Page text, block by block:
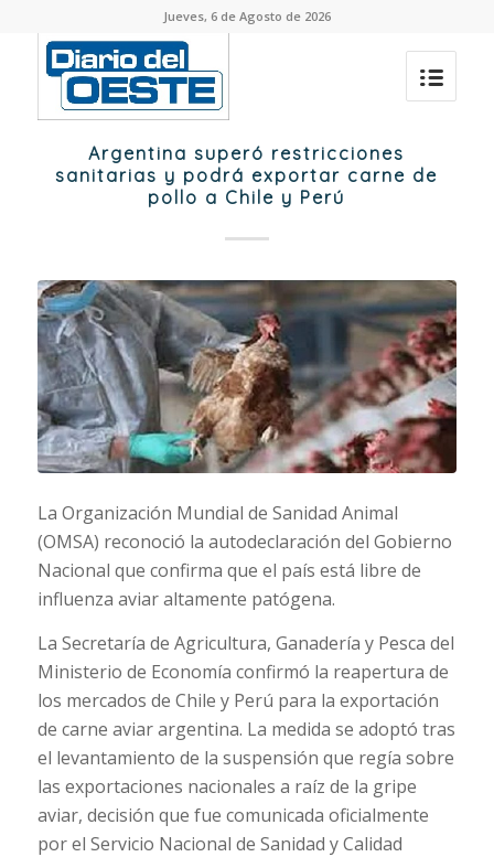
Jueves, 6 de Agosto de 2026
Argentina superó restricciones
sanitarias y podrá exportar carne de
pollo a Chile y Perú
La Organización Mundial de Sanidad Animal
(OMSA) reconoció la autodeclaración del Gobierno
Nacional que confirma que el país está libre de
influenza aviar altamente patógena.
La Secretaría de Agricultura, Ganadería y Pesca del
Ministerio de Economía confirmó la reapertura de
los mercados de Chile y Perú para la exportación
de carne aviar argentina. La medida se adoptó tras
el levantamiento de la suspensión que regía sobre
las exportaciones nacionales a raíz de la gripe
aviar, decisión que fue comunicada oficialmente
por el Servicio Nacional de Sanidad y Calidad